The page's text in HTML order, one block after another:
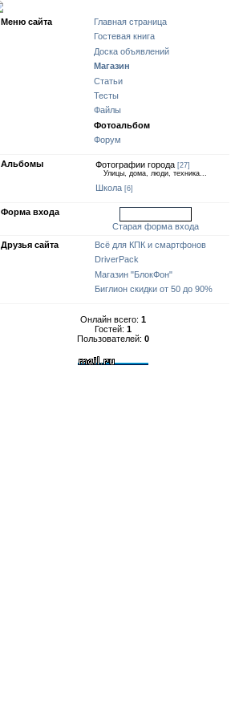
Меню сайта
Главная страница
Гостевая книга
Доска объявлений
Магазин
Статьи
Тесты
Файлы
Фотоальбом
Форум
Альбомы Фотографии города [27]
Улицы, дома, люди, техника...
Школа [6]
Форма входа
Старая форма входа
Друзья сайта
Всё для КПК и смартфонов
DriverPack
Магазин "БлокФон"
Биглион скидки от 50 до 90%
Онлайн всего: 1
Гостей: 1
Пользователей: 0